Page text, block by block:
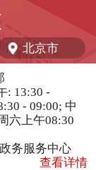
北京市
: 13:30 -
- 09:00; 中
六上午08:30
务服务中心
查看详情